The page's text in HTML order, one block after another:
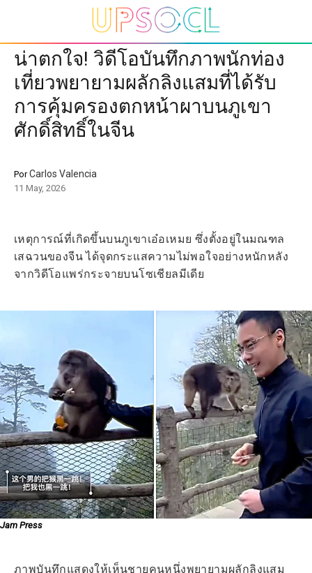
น่าตกใจ! วิดีโอบันทึกภาพนักท่อง
เที่ยวพยายามผลักลิงแสมที่ได้รับ
การคุ้มครองตกหน้าผาบนภูเขา
ศักดิ์สิทธิ์ในจีน
PorCarlos Valencia
11 May, 2026
เหตุการณ์ที่เกิดขึ้นบนภูเขาเอ๋อเหมย ซึ่งตั้งอยู่ในมณฑล
เสฉวนของจีน ได้จุดกระแสความไม่พอใจอย่างหนักหลัง
จากวิดีโอแพร่กระจายบนโซเชียลมีเดีย
Jam Press
ภาพบันทึกแสดงให้เห็นชายคนหนึ่งพยายามผลักลิงแสม